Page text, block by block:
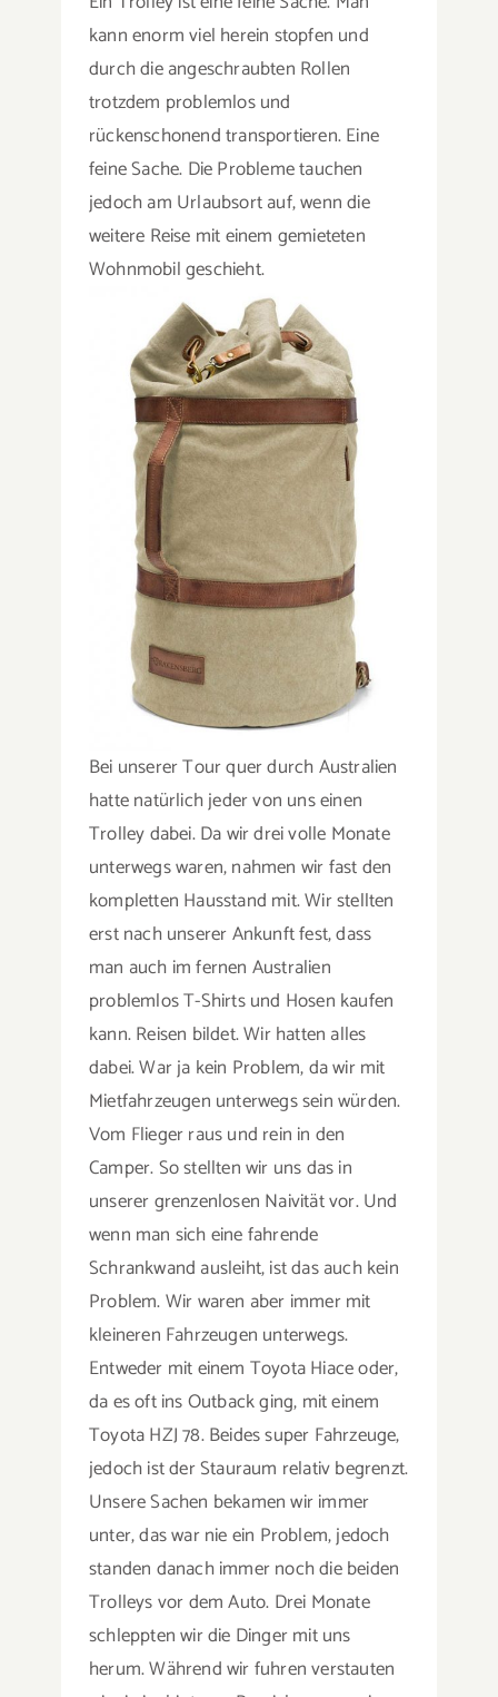
kann enorm viel herein stopfen und
durch die angeschraubten Rollen
trotzdem problemlos und
rückenschonend transportieren. Eine
feine Sache. Die Probleme tauchen
jedoch am Urlaubsort auf, wenn die
weitere Reise mit einem gemieteten
Wohnmobil geschieht.
Bei unserer Tour quer durch Australien
hatte natürlich jeder von uns einen
Trolley dabei. Da wir drei volle Monate
unterwegs waren, nahmen wir fast den
kompletten Hausstand mit. Wir stellten
erst nach unserer Ankunft fest, dass
man auch im fernen Australien
problemlos T-Shirts und Hosen kaufen
kann. Reisen bildet. Wir hatten alles
dabei. War ja kein Problem, da wir mit
Mietfahrzeugen unterwegs sein würden.
Vom Flieger raus und rein in den
Camper. So stellten wir uns das in
unserer grenzenlosen Naivität vor. Und
wenn man sich eine fahrende
Schrankwand ausleiht, ist das auch kein
Problem. Wir waren aber immer mit
kleineren Fahrzeugen unterwegs.
Entweder mit einem Toyota Hiace oder,
da es oft ins Outback ging, mit einem
Toyota HZJ 78. Beides super Fahrzeuge,
jedoch ist der Stauraum relativ begrenzt.
Unsere Sachen bekamen wir immer
unter, das war nie ein Problem, jedoch
standen danach immer noch die beiden
Trolleys vor dem Auto. Drei Monate
schleppten wir die Dinger mit uns
herum. Während wir fuhren verstauten